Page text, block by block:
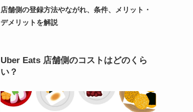
店舗側の登録方法やながれ、条件、メリット・
デメリットを解説
Uber Eats 店舗側のコストはどのくら
い？